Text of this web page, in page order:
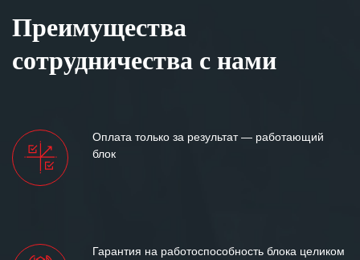
Преимущества
сотрудничества с нами
Оплата только за результат — работающий
блок
Гарантия на работоспособность блока целиком